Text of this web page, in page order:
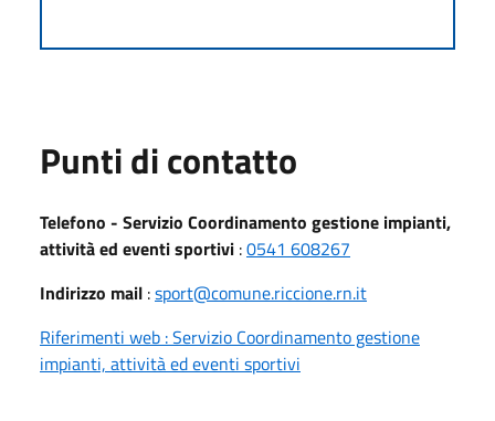
Punti di contatto
Telefono - Servizio Coordinamento gestione impianti,
attività ed eventi sportivi :0541 608267
Indirizzo mail :sport@comune.riccione.rn.it
Riferimenti web : Servizio Coordinamento gestione
impianti, attività ed eventi sportivi